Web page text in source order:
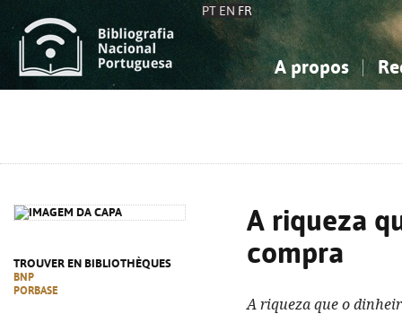
PT EN FR
A propos
TROUVER EN BIBLIOTHÈQUES
BNP
PORBASE
A riqueza
compra
A riqueza que o